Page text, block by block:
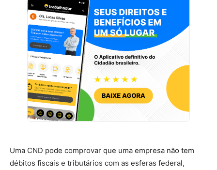
Uma CND pode comprovar que uma empresa não tem
débitos fiscais e tributários com as esferas federal,